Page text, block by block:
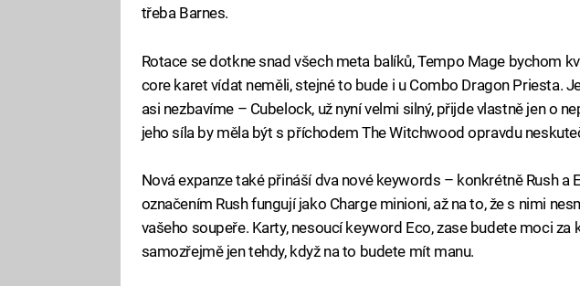
třeba Barnes.
Rotace se dotkne snad všech meta balíků, Tempo Mage bychom
core karet vídat neměli, stejné to bude i u Combo Dragon Priesta.
asi nezbavíme – Cubelock, už nyní velmi silný, přijde vlastně jen o
jeho síla by měla být s příchodem The Witchwood opravdu
Nová expanze také přináší dva nové keywords – konkrétně Rush a
označením Rush fungují jako Charge minioni, až na to, že s nimi
vašeho soupeře. Karty, nesoucí keyword Eco, zase budete moci za
samozřejmě jen tehdy, když na to budete mít manu.